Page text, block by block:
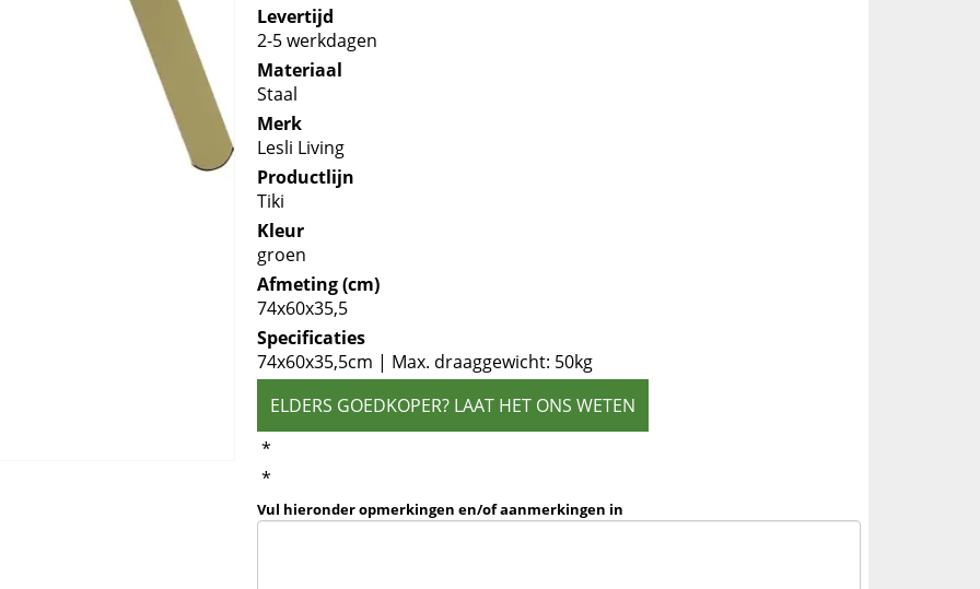
Levertijd
2-5 werkdagen
Materiaal
Staal
Merk
Lesli Living
Productlijn
Tiki
Kleur
groen
Afmeting (cm)
74x60x35,5
Specificaties
74x60x35,5cm | Max. draaggewicht: 50kg
ELDERS GOEDKOPER? LAAT HET ONS WETEN
*
*
Vul hieronder opmerkingen en/of aanmerkingen in